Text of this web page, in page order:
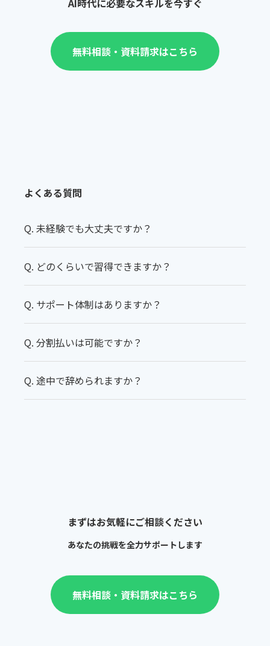
AI時代に必要なスキルを今すぐ
無料相談・資料請求はこちら
よくある質問
Q. 未経験でも大丈夫ですか？
Q. どのくらいで習得できますか？
Q. サポート体制はありますか？
Q. 分割払いは可能ですか？
Q. 途中で辞められますか？
まずはお気軽にご相談ください
あなたの挑戦を全力サポートします
無料相談・資料請求はこちら